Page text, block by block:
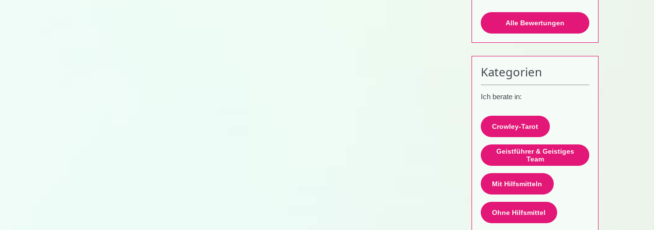
Alle Bewertungen
Kategorien
Ich berate in:
Crowley-Tarot
Geistführer & Geistiges
Team
Mit Hilfsmitteln
Ohne Hilfsmittel